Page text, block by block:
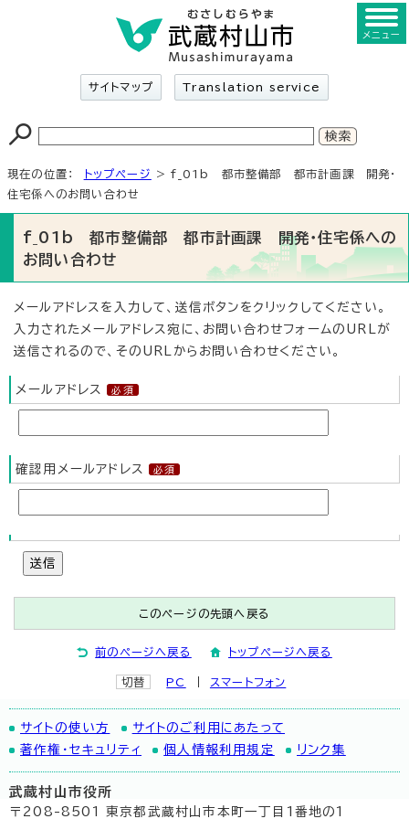
サイトマップ Translation service
メニュー
現在の位置： トップページ
> f_01b 都市整備部 都市計画課 開発・
住宅係へのお問い合わせ
f_01b 都市整備部 都市計画課 開発・住宅係への
お問い合わせ
メールアドレスを入力して、送信ボタンをクリックしてください。
入力されたメールアドレス宛に、お問い合わせフォームのURLが
送信されるので、そのURLからお問い合わせください。
メールアドレス
確認用メールアドレス
送信
このページの先頭へ戻る
前のページへ戻る トップページへ戻る
切替 PC スマートフォン
サイトの使い方
サイトのご利用にあたって
著作権・セキュリティ
個人情報利用規定 リンク集
武蔵村山市役所
〒208-8501 東京都武蔵村山市本町一丁目1番地の1